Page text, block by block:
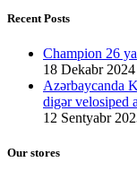
Recent Posts
Champion 26
18 Dekabr 2024
Azərbaycanda
digər velosiped
12 Sentyabr
Our stores